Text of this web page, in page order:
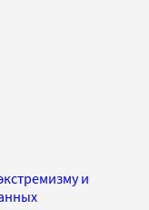
и